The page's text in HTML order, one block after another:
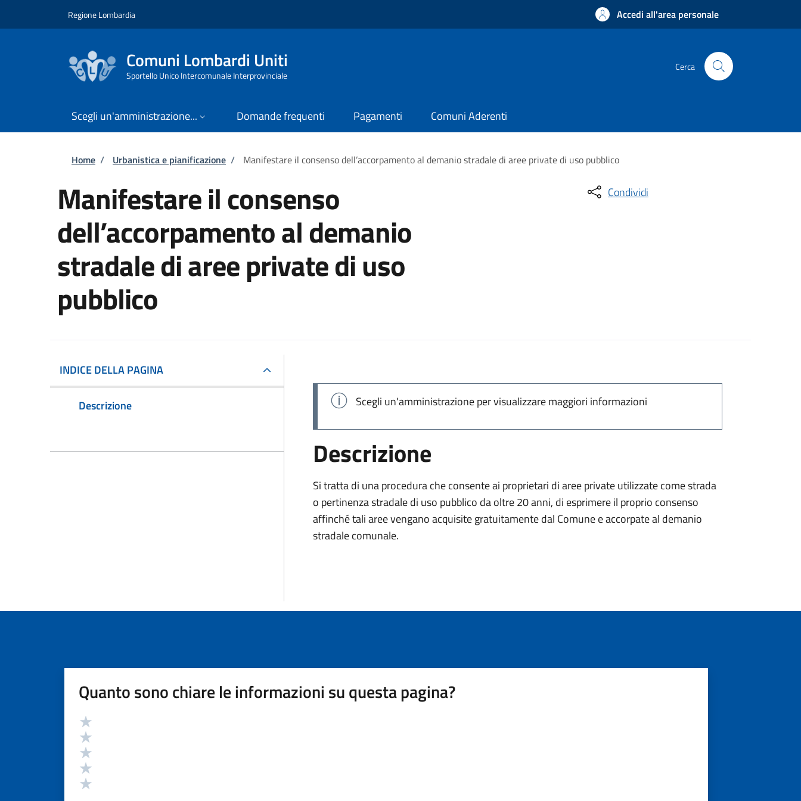
Regione Lombardia Accedi all'area personale
Comuni Lombardi Uniti
Sportello Unico Intercomunale Interprovinciale
Cerca
Scegli un'amministrazione... Domande frequenti Pagamenti Comuni Aderenti
Briciole di pane
Home / Urbanistica e pianificazione / Manifestare il consenso dell’accorpamento al demanio stradale di aree private di uso pubblico
Manifestare il consenso
dell’accorpamento al demanio
stradale di aree private di uso
pubblico
Condividi
INDICE DELLA PAGINA
Descrizione Scegli un'amministrazione per visualizzare maggiori informazioni
Descrizione
Si tratta di una procedura che consente ai proprietari di aree private utilizzate come strada
o pertinenza stradale di uso pubblico da oltre 20 anni, di esprimere il proprio consenso
affinché tali aree vengano acquisite gratuitamente dal Comune e accorpate al demanio
stradale comunale.
Quanto sono chiare le informazioni su questa pagina?
Valutazione